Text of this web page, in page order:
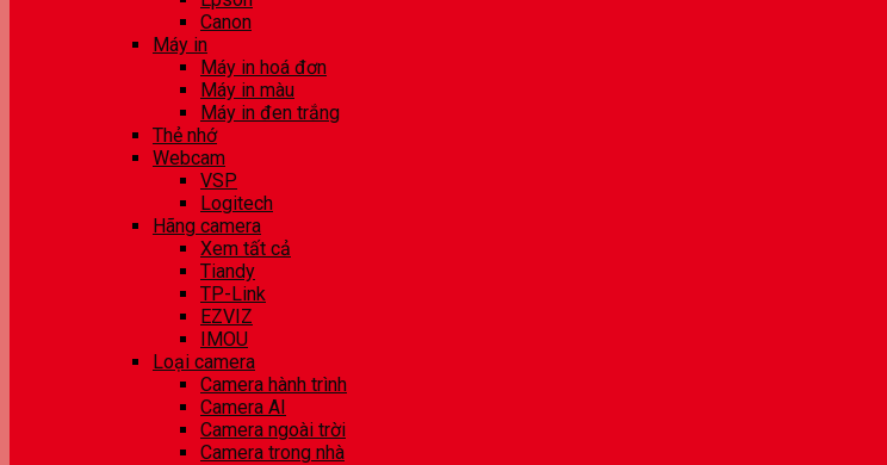
Canon
Máy in
Máy in hoá đơn
Máy in màu
Máy in đen trắng
Thẻ nhớ
Webcam
VSP
Logitech
Hãng camera
Xem tất cả
Tiandy
TP-Link
EZVIZ
IMOU
Loại camera
Camera hành trình
Camera AI
Camera ngoài trời
Camera trong nhà